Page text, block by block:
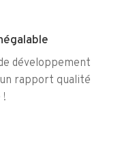
développement
rapport qualité
!